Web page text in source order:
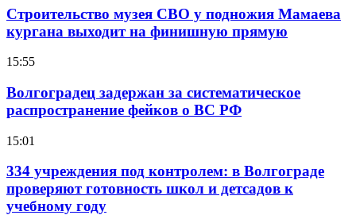
Строительство музея СВО у подножия Мамаева
кургана выходит на финишную прямую
15:55
Волгоградец задержан за систематическое
распространение фейков о ВС РФ
15:01
334 учреждения под контролем: в Волгограде
проверяют готовность школ и детсадов к
учебному году